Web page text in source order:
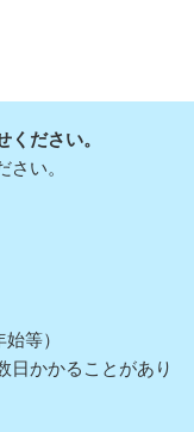
ださい。
い。
等）
日かかることがあり